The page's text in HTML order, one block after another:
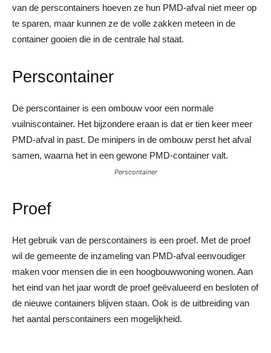
van de perscontainers hoeven ze hun PMD-afval niet meer op
te sparen, maar kunnen ze de volle zakken meteen in de
container gooien die in de centrale hal staat.
Perscontainer
De perscontainer is een ombouw voor een normale
vuilniscontainer. Het bijzondere eraan is dat er tien keer meer
PMD-afval in past. De minipers in de ombouw perst het afval
samen, waarna het in een gewone PMD-container valt.
Perscontainer
Proef
Het gebruik van de perscontainers is een proef. Met de proef
wil de gemeente de inzameling van PMD-afval eenvoudiger
maken voor mensen die in een hoogbouwwoning wonen. Aan
het eind van het jaar wordt de proef geëvalueerd en besloten of
de nieuwe containers blijven staan. Ook is de uitbreiding van
het aantal perscontainers een mogelijkheid.